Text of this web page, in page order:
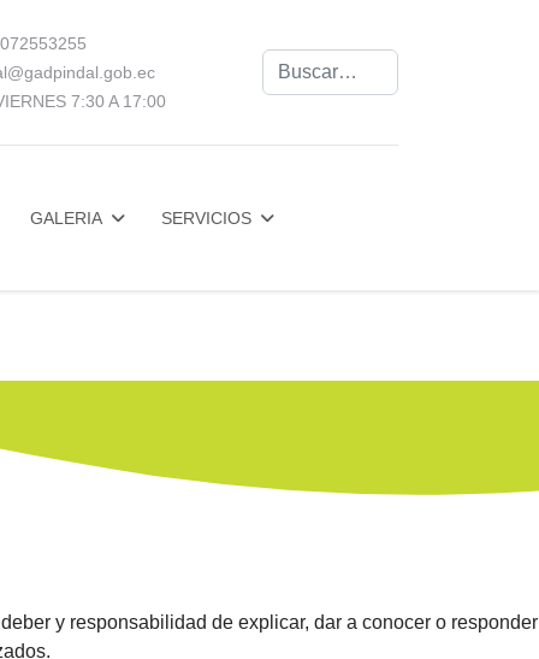
072553255
7:30 A 17:00
Buscar
GALERIA SERVICIOS
y responsabilidad de explicar, dar a conocer o responder